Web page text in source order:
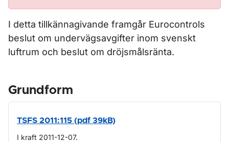
I detta tillkännagivande framgår Eurocontrols
beslut om undervägsavgifter inom svenskt
luftrum och beslut om dröjsmålsränta.
Grundform
TSFS 2011:115 (pdf 39kB)
I kraft 2011-12-07.